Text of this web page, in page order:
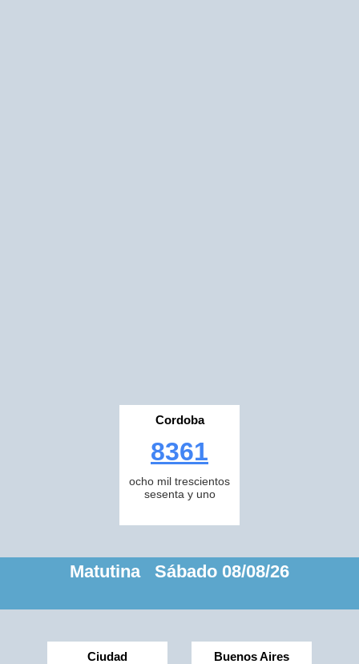
Cordoba
8361
ocho mil trescientos
sesenta y uno
Matutina Sábado 08/08/26
Ciudad Buenos Aires